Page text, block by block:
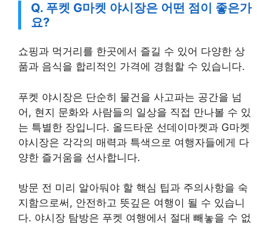
Q. 푸켓 G마켓 야시장은 어떤 점이 좋은가
요?
쇼핑과 먹거리를 한곳에서 즐길 수 있어 다양한 상
품과 음식을 합리적인 가격에 경험할 수 있습니다.
푸켓 야시장은 단순히 물건을 사고파는 공간을 넘
어, 현지 문화와 사람들의 일상을 직접 만나볼 수 있
는 특별한 장입니다. 올드타운 선데이마켓과 G마켓
야시장은 각각의 매력과 특색으로 여행자들에게 다
양한 즐거움을 선사합니다.
방문 전 미리 알아둬야 할 핵심 팁과 주의사항을 숙
지함으로써, 안전하고 뜻깊은 여행이 될 수 있습니
다. 야시장 탐방은 푸켓 여행에서 절대 빼놓을 수 없